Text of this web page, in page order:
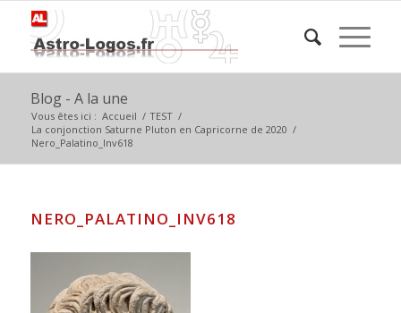
Blog - A la une
Vous êtes ici : Accueil / TEST /
La conjonction Saturne Pluton en Capricorne de 2020 /
Nero_Palatino_Inv618
NERO_PALATINO_INV618